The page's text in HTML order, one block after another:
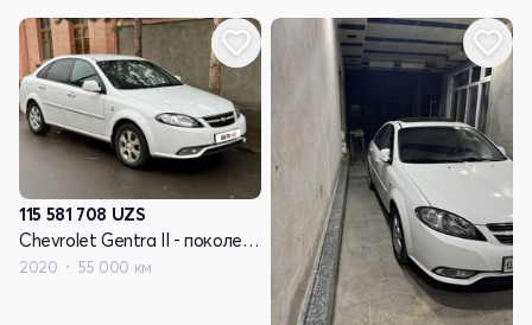
115 581 708 UZS
Chevrolet Gentra II - поколение
2020 55 000 км